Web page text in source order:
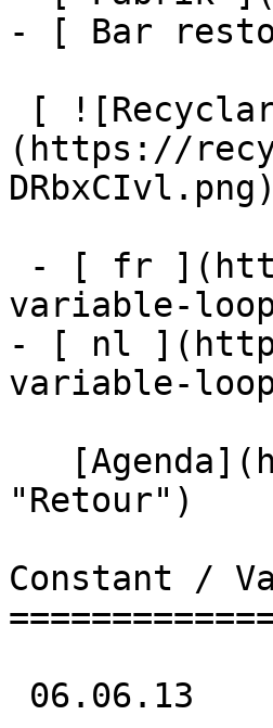
- [ Bar
(https://
variable-
- [ nl
variable-
"Retour")
Constant /